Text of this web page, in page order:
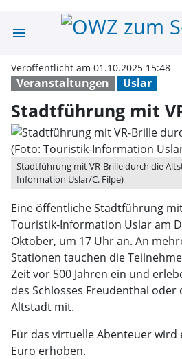
menu
Veranstaltungen Uslar
Veröffentlicht am 01.10.2025 15:48
Stadtführung mit
Stadtführung mit VR-Brille durch die
Information Uslar/C. Filpe)
Eine öffentliche Stadtführung
Touristik-Information Uslar am
Oktober, um 17 Uhr an. An
Stationen tauchen die
Zeit vor 500 Jahren ein und
des Schlosses Freudenthal
Altstadt mit.
Für das virtuelle Abenteuer wird
Euro erhoben.